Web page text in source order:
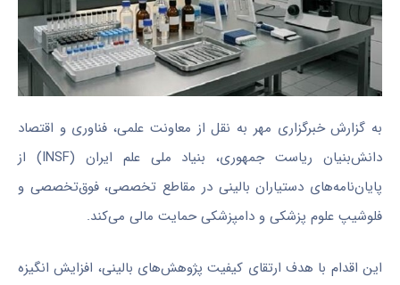
به گزارش خبرگزاری مهر به نقل از معاونت علمی، فناوری و اقتصاد
دانش‌بنیان ریاست جمهوری، بنیاد ملی علم ایران (INSF) از
پایان‌نامه‌های دستیاران بالینی در مقاطع تخصصی، فوق‌تخصصی و
فلوشیپ علوم پزشکی و دامپزشکی حمایت مالی می‌کند.
این اقدام با هدف ارتقای کیفیت پژوهش‌های بالینی، افزایش انگیزه